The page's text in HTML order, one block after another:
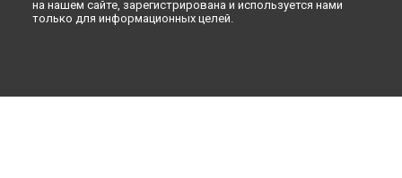
на нашем сайте, зарегистрирована и используется нами
только для информационных целей.